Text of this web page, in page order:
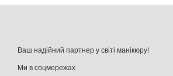
Ваш надійний партнер у світі манікюру!
Ми в соцмережах